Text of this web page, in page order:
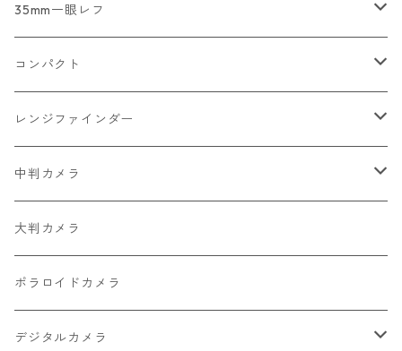
2026/07/12
2026/07/11
2026/07/10
2026/06/30
2026/06/28
2026/06/27
2026/06/24
コンパクトカメラ
一眼レフ・レンジファインダーカメラ
中判カメラ
レンズ
35mm一眼レフ
Nikon
Canon
PENTAX
OLYMPUS
MINOLTA
CONTAX
コンパクト
Nikon
Canon
PENTAX
FUJIFILM
RICOH
レンジファインダー
Leica
Nikon
Canon
Zeiss Ikon
中判カメラ
Mamiya
PENTAX
FUJIFILM
大判カメラ
ポラロイドカメラ
デジタルカメラ